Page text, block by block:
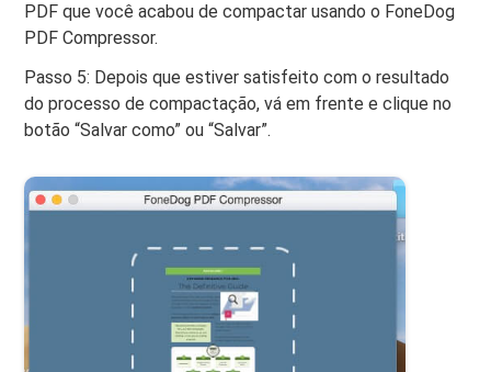
PDF que você acabou de compactar usando o FoneDog
PDF Compressor.
Passo 5: Depois que estiver satisfeito com o resultado
do processo de compactação, vá em frente e clique no
botão “Salvar como” ou “Salvar”.